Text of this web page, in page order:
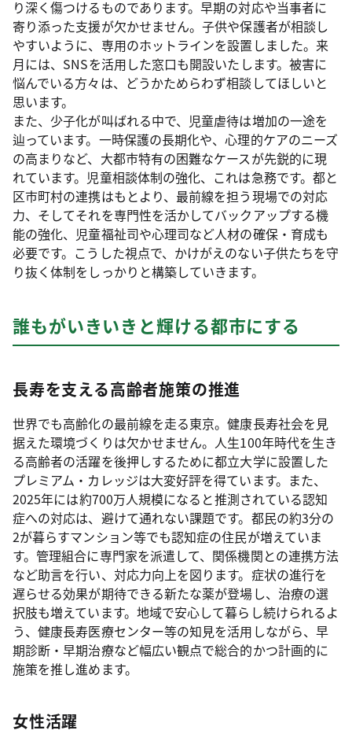
り深く傷つけるものであります。早期の対応や当事者に
寄り添った支援が欠かせません。子供や保護者が相談し
やすいように、専用のホットラインを設置しました。来
月には、SNSを活用した窓口も開設いたします。被害に
悩んでいる方々は、どうかためらわず相談してほしいと
思います。
また、少子化が叫ばれる中で、児童虐待は増加の一途を
辿っています。一時保護の長期化や、心理的ケアのニーズ
の高まりなど、大都市特有の困難なケースが先鋭的に現
れています。児童相談体制の強化、これは急務です。都と
区市町村の連携はもとより、最前線を担う現場での対応
力、そしてそれを専門性を活かしてバックアップする機
能の強化、児童福祉司や心理司など人材の確保・育成も
必要です。こうした視点で、かけがえのない子供たちを守
り抜く体制をしっかりと構築していきます。
誰もがいきいきと輝ける都市にする
長寿を支える高齢者施策の推進
世界でも高齢化の最前線を走る東京。健康長寿社会を見
据えた環境づくりは欠かせません。人生100年時代を生き
る高齢者の活躍を後押しするために都立大学に設置した
プレミアム・カレッジは大変好評を得ています。また、
2025年には約700万人規模になると推測されている認知
症への対応は、避けて通れない課題です。都民の約3分の
2が暮らすマンション等でも認知症の住民が増えていま
す。管理組合に専門家を派遣して、関係機関との連携方法
など助言を行い、対応力向上を図ります。症状の進行を
遅らせる効果が期待できる新たな薬が登場し、治療の選
択肢も増えています。地域で安心して暮らし続けられるよ
う、健康長寿医療センター等の知見を活用しながら、早
期診断・早期治療など幅広い観点で総合的かつ計画的に
施策を推し進めます。
女性活躍